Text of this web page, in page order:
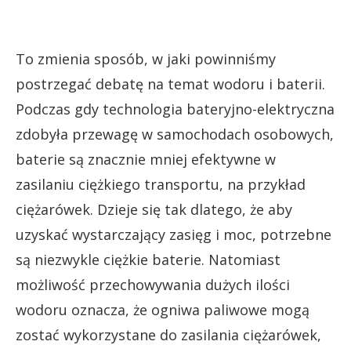
To zmienia sposób, w jaki powinniśmy
postrzegać debatę na temat wodoru i baterii.
Podczas gdy technologia bateryjno-elektryczna
zdobyła przewagę w samochodach osobowych,
baterie są znacznie mniej efektywne w
zasilaniu ciężkiego transportu, na przykład
ciężarówek. Dzieje się tak dlatego, że aby
uzyskać wystarczający zasięg i moc, potrzebne
są niezwykle ciężkie baterie. Natomiast
możliwość przechowywania dużych ilości
wodoru oznacza, że ogniwa paliwowe mogą
zostać wykorzystane do zasilania ciężarówek,